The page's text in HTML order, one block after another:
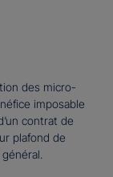
des micro-
imposable
contrat de
plafond de